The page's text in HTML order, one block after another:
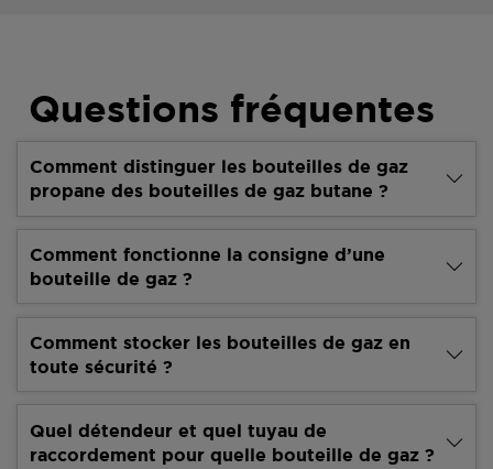
Questions fréquentes
Comment distinguer les bouteilles de gaz
propane des bouteilles de gaz butane ?
Comment fonctionne la consigne d’une
bouteille de gaz ?
Comment stocker les bouteilles de gaz en
toute sécurité ?
Quel détendeur et quel tuyau de
raccordement pour quelle bouteille de gaz ?